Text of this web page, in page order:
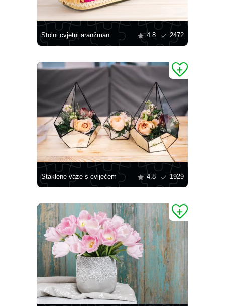
Stolni cvjetni aranžman 4.8 2472
Staklene vaze s cvijećem 4.8 1929